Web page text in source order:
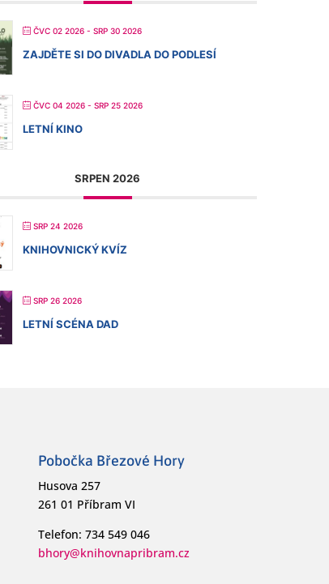
ČVC 02 2026 - SRP 30 2026
ZAJDĚTE SI DO DIVADLA DO PODLESÍ
ČVC 04 2026 - SRP 25 2026
LETNÍ KINO
SRPEN 2026
SRP 24 2026
KNIHOVNICKÝ KVÍZ
SRP 26 2026
LETNÍ SCÉNA DAD
Pobočka Březové Hory
Husova 257
261 01 Příbram VI
Telefon: 734 549 046
bhory@knihovnapribram.cz